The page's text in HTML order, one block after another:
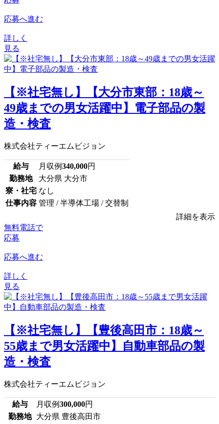
応募へ進む
詳しく
見る
【※社宅無し】【大分市東部：18歳～
49歳までの男女活躍中】電子部品の製
造・検査
株式会社ティーエムビジョン
給与 月収例340,000円
勤務地
大分県 大分市
寮・社宅 なし
仕事内容 管理 / 半導体工場 / 交替制
詳細を表示
無料電話で
応募
応募へ進む
詳しく
見る
【※社宅無し】【豊後高田市：18歳～
55歳まで男女活躍中】自動車部品の製
造・検査
株式会社ティーエムビジョン
給与 月収例300,000円
勤務地
大分県 豊後高田市